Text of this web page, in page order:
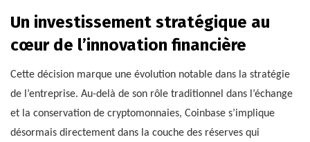
Un investissement stratégique au
cœur de l’innovation financière
Cette décision marque une évolution notable dans la stratégie
de l’entreprise. Au-delà de son rôle traditionnel dans l’échange
et la conservation de cryptomonnaies, Coinbase s’implique
désormais directement dans la couche des réserves qui